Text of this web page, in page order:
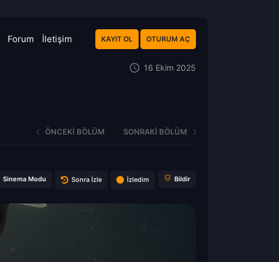
Forum İletişim KAYIT OL OTURUM AÇ
16 Ekim 2025
ÖNCEKI BÖLÜM SONRAKI BÖLÜM
Sinema Modu Sonra İzle İzledim Bildir